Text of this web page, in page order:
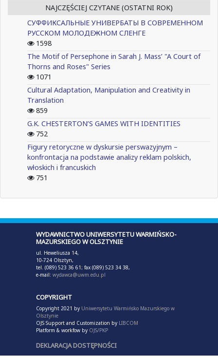
NAJCZĘŚCIEJ CZYTANE (OSTATNI ROK)
СУФФИКСАЛЬНЫЕ УНИВЕРБАТЫ В СОВРЕМЕННОМ
РУССКОМ МОЛОДЕЖНОМ СЛЕНГЕ
1598
The Motif of Persephone in Sarah J. Mass’ "A Court of
Thorns and Roses" Series
1071
Cultural Adaptation, Manipulation and Creativity in
Translation
859
G.K. CHESTERTON’S GAMES WITH IDENTITIES
752
Figury retoryczne w dyskursie perswazyjnym –
konfrontacja na podstawie analizy reklam polskich,
włoskich i francuskich
751
WYDAWNICTWO UNIWERSYTETU WARMIŃSKO-
MAZURSKIEGO W OLSZTYNIE
ul. Heweliusza 14,
10-724 Olsztyn,
tel. (089) 523 36 61; fax (089) 523 34 38,
e-mail: wydawca@uwm.edu.pl
COPYRIGHT
Copyright 2021 by Uniwersytetu Warmińsko Mazurskiego w
Olsztynie
OJS Support and Customization by LIBCOM
Platform & workfow by OJS/PKP
DEKLARACJA DOSTĘPNOŚCI